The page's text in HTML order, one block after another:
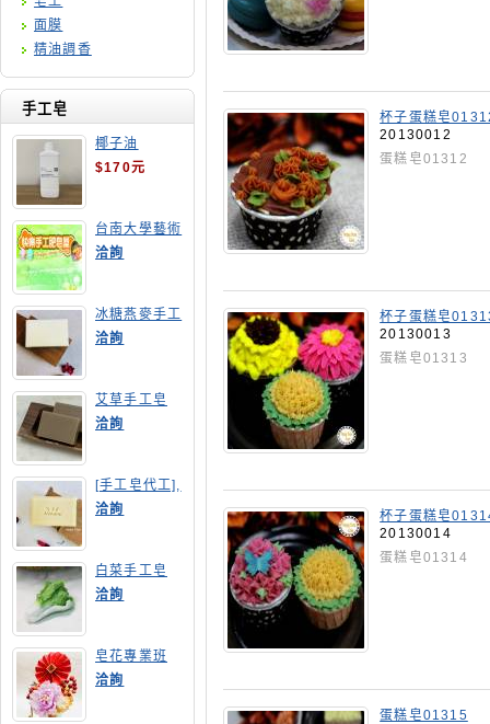
面膜
精油調香
手工皂
椰子油
$170元
台南大學藝術
手工皂師資培
訓班
洽詢
冰糖燕麥手工
皂
洽詢
艾草手工皂
洽詢
[手工皂代工],
膠原蛋白手工
皂
洽詢
白菜手工皂
洽詢
皂花專業班
洽詢
杯子蛋糕皂
20130012
蛋糕皂01312
杯子蛋糕皂
20130013
蛋糕皂01313
杯子蛋糕皂
20130014
蛋糕皂01314
蛋糕皂01315